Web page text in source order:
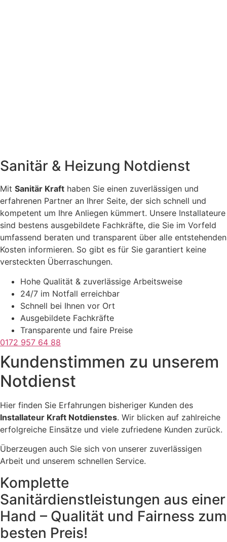
Sanitär & Heizung Notdienst
Mit Sanitär Kraft haben Sie einen zuverlässigen und
erfahrenen Partner an Ihrer Seite, der sich schnell und
kompetent um Ihre Anliegen kümmert. Unsere Installateure
sind bestens ausgebildete Fachkräfte, die Sie im Vorfeld
umfassend beraten und transparent über alle entstehenden
Kosten informieren. So gibt es für Sie garantiert keine
versteckten Überraschungen.
Hohe Qualität & zuverlässige Arbeitsweise
24/7 im Notfall erreichbar
Schnell bei Ihnen vor Ort
Ausgebildete Fachkräfte
Transparente und faire Preise
0172 957 64 88
Kundenstimmen zu unserem
Notdienst
Hier finden Sie Erfahrungen bisheriger Kunden des
Installateur Kraft Notdienstes. Wir blicken auf zahlreiche
erfolgreiche Einsätze und viele zufriedene Kunden zurück.
Überzeugen auch Sie sich von unserer zuverlässigen
Arbeit und unserem schnellen Service.
Komplette
Sanitärdienstleistungen aus einer
Hand – Qualität und Fairness zum
besten Preis!